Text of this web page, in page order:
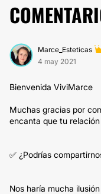
Marce_Esteticas
4 may 2021
Bienvenida ViviMarce
Muchas gracias por
encanta que tu
✅ ¿Podrías
Nos haría mucha